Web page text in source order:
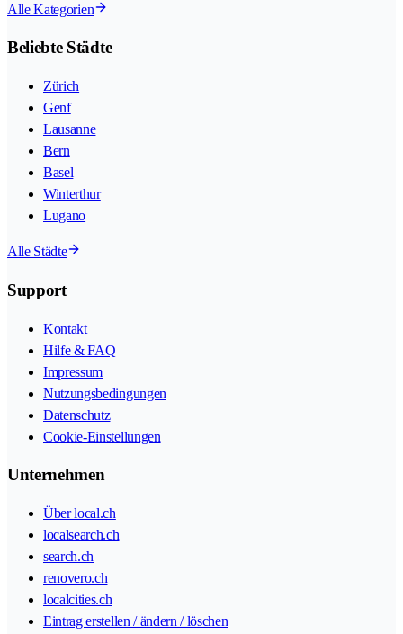
Alle Kategorien
Beliebte Städte
Zürich
Genf
Lausanne
Bern
Basel
Winterthur
Lugano
Alle Städte
Support
Kontakt
Hilfe & FAQ
Impressum
Nutzungsbedingungen
Datenschutz
Cookie-Einstellungen
Unternehmen
Über local.ch
localsearch.ch
search.ch
renovero.ch
localcities.ch
Eintrag erstellen / ändern / löschen